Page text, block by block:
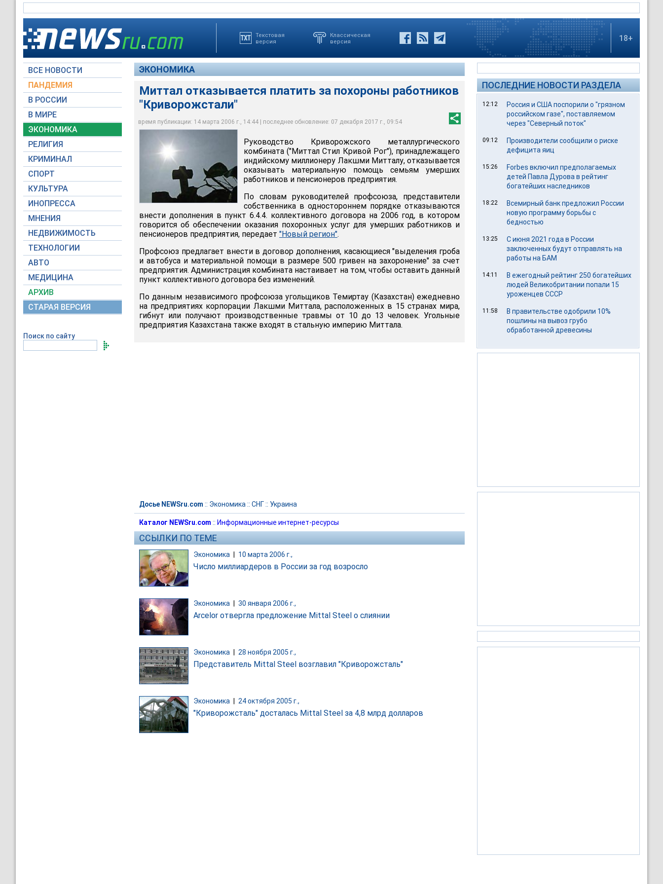
Текстовая
версия
Классическая
версия
18+
ВСЕ НОВОСТИ
ПАНДЕМИЯ
В РОССИИ
В МИРЕ
ЭКОНОМИКА
РЕЛИГИЯ
КРИМИНАЛ
СПОРТ
КУЛЬТУРА
ИНОПРЕССА
МНЕНИЯ
НЕДВИЖИМОСТЬ
ТЕХНОЛОГИИ
АВТО
МЕДИЦИНА
АРХИВ
СТАРАЯ ВЕРСИЯ
Поиск по сайту
ЭКОНОМИКА
Миттал отказывается платить за похороны работников
"Криворожстали"
время публикации: 14 марта 2006 г., 14:44 | последнее обновление: 07 декабря 2017 г., 09:54
Миттал отказывается платить за похороны работников "Криворожстали"
Архив NEWSru.com
Руководство Криворожского металлургического
комбината ("Миттал Стил Кривой Рог"), принадлежащего
индийскому миллионеру Лакшми Митталу, отказывается
оказывать материальную помощь семьям умерших
работников и пенсионеров предприятия.
По словам руководителей профсоюза, представители
собственника в одностороннем порядке отказываются
внести дополнения в пункт 6.4.4. коллективного договора на 2006 год, в котором
говорится об обеспечении оказания похоронных услуг для умерших работников и
пенсионеров предприятия, передает "Новый регион".
Профсоюз предлагает внести в договор дополнения, касающиеся "выделения гроба
и автобуса и материальной помощи в размере 500 гривен на захоронение" за счет
предприятия. Администрация комбината настаивает на том, чтобы оставить данный
пункт коллективного договора без изменений.
По данным независимого профсоюза угольщиков Темиртау (Казахстан) ежедневно
на предприятиях корпорации Лакшми Миттала, расположенных в 15 странах мира,
гибнут или получают производственные травмы от 10 до 13 человек. Угольные
предприятия Казахстана также входят в стальную империю Миттала.
Досье NEWSru.com :: Экономика :: СНГ:: Украина
Каталог NEWSru.com :: Информационные интернет-ресурсы
ССЫЛКИ ПО ТЕМЕ
Экономика 10 марта 2006 г.,
Число миллиардеров в России за год возросло
Экономика 30 января 2006 г.,
Arcelor отвергла предложение Mittal Steel о слиянии
Экономика 28 ноября 2005 г.,
Представитель Mittal Steel возглавил "Криворожсталь"
Экономика 24 октября 2005 г.,
"Криворожсталь" досталась Mittal Steel за 4,8 млрд долларов
ПОСЛЕДНИЕ НОВОСТИ РАЗДЕЛА
12:12
Россия и США поспорили о "грязном
российском газе", поставляемом
через "Северный поток"
09:12
Производители сообщили о риске
дефицита яиц
15:26
Forbes включил предполагаемых
детей Павла Дурова в рейтинг
богатейших наследников
18:22
Всемирный банк предложил России
новую программу борьбы с
бедностью
13:25
С июня 2021 года в России
заключенных будут отправлять на
работы на БАМ
14:11
В ежегодный рейтинг 250 богатейших
людей Великобритании попали 15
уроженцев СССР
11:58
В правительстве одобрили 10%
пошлины на вывоз грубо
обработанной древесины